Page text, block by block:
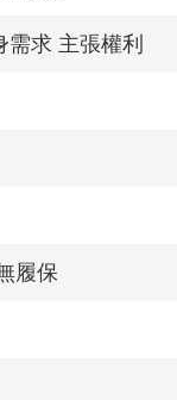
求 主張權利
履保